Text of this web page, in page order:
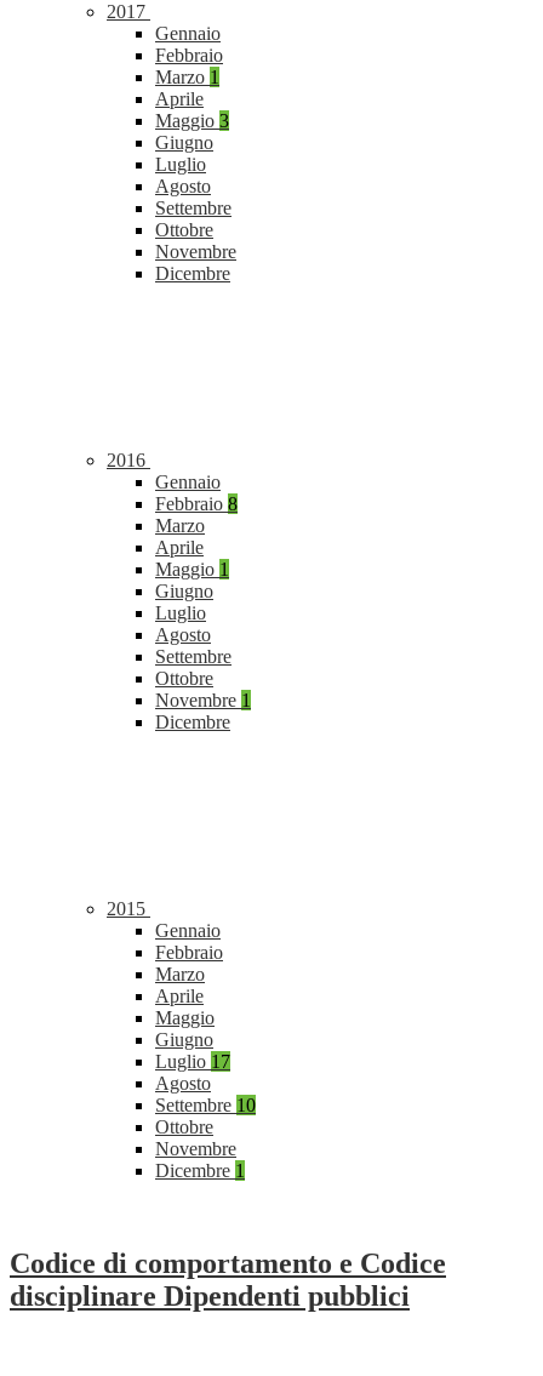
2017
Gennaio
Febbraio
Marzo 1
Aprile
Maggio 3
Giugno
Luglio
Agosto
Settembre
Ottobre
Novembre
Dicembre
2016
Gennaio
Febbraio 8
Marzo
Aprile
Maggio 1
Giugno
Luglio
Agosto
Settembre
Ottobre
Novembre 1
Dicembre
2015
Gennaio
Febbraio
Marzo
Aprile
Maggio
Giugno
Luglio 17
Agosto
Settembre 10
Ottobre
Novembre
Dicembre 1
Codice di comportamento e Codice
disciplinare Dipendenti pubblici